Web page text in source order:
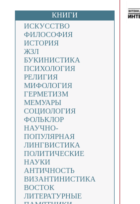
КНИГИ
ИСКУССТВО
ФИЛОСОФИЯ
ИСТОРИЯ
ЖЗЛ
БУКИНИСТИКА
ПСИХОЛОГИЯ
РЕЛИГИЯ
МИФОЛОГИЯ
ГЕРМЕТИЗМ
МЕМУАРЫ
СОЦИОЛОГИЯ
ФОЛЬКЛОР
НАУЧНО-
ПОПУЛЯРНАЯ
ЛИНГВИСТИКА
ПОЛИТИЧЕСКИЕ
НАУКИ
АНТИЧНОСТЬ
ВИЗАНТИНИСТИКА
ВОСТОК
ЛИТЕРАТУРНЫЕ